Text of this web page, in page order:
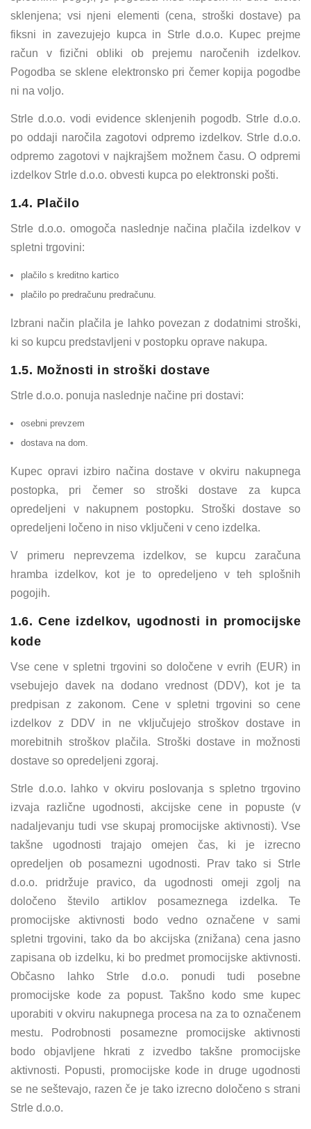
sklenjena; vsi njeni elementi (cena, stroški dostave) pa
fiksni in zavezujejo kupca in Strle d.o.o. Kupec prejme
račun v fizični obliki ob prejemu naročenih izdelkov.
Pogodba se sklene elektronsko pri čemer kopija pogodbe
ni na voljo.
Strle d.o.o. vodi evidence sklenjenih pogodb. Strle d.o.o.
po oddaji naročila zagotovi odpremo izdelkov. Strle d.o.o.
odpremo zagotovi v najkrajšem možnem času. O odpremi
izdelkov Strle d.o.o. obvesti kupca po elektronski pošti.
1.4. Plačilo
Strle d.o.o. omogoča naslednje načina plačila izdelkov v
spletni trgovini:
plačilo s kreditno kartico
plačilo po predračunu predračunu.
Izbrani način plačila je lahko povezan z dodatnimi stroški,
ki so kupcu predstavljeni v postopku oprave nakupa.
1.5. Možnosti in stroški dostave
Strle d.o.o. ponuja naslednje načine pri dostavi:
osebni prevzem
dostava na dom.
Kupec opravi izbiro načina dostave v okviru nakupnega
postopka, pri čemer so stroški dostave za kupca
opredeljeni v nakupnem postopku. Stroški dostave so
opredeljeni ločeno in niso vključeni v ceno izdelka.
V primeru neprevzema izdelkov, se kupcu zaračuna
hramba izdelkov, kot je to opredeljeno v teh splošnih
pogojih.
1.6. Cene izdelkov, ugodnosti in promocijske
kode
Vse cene v spletni trgovini so določene v evrih (EUR) in
vsebujejo davek na dodano vrednost (DDV), kot je ta
predpisan z zakonom. Cene v spletni trgovini so cene
izdelkov z DDV in ne vključujejo stroškov dostave in
morebitnih stroškov plačila. Stroški dostave in možnosti
dostave so opredeljeni zgoraj.
Strle d.o.o. lahko v okviru poslovanja s spletno trgovino
izvaja različne ugodnosti, akcijske cene in popuste (v
nadaljevanju tudi vse skupaj promocijske aktivnosti). Vse
takšne ugodnosti trajajo omejen čas, ki je izrecno
opredeljen ob posamezni ugodnosti. Prav tako si Strle
d.o.o. pridržuje pravico, da ugodnosti omeji zgolj na
določeno število artiklov posameznega izdelka. Te
promocijske aktivnosti bodo vedno označene v sami
spletni trgovini, tako da bo akcijska (znižana) cena jasno
zapisana ob izdelku, ki bo predmet promocijske aktivnosti.
Občasno lahko Strle d.o.o. ponudi tudi posebne
promocijske kode za popust. Takšno kodo sme kupec
uporabiti v okviru nakupnega procesa na za to označenem
mestu. Podrobnosti posamezne promocijske aktivnosti
bodo objavljene hkrati z izvedbo takšne promocijske
aktivnosti. Popusti, promocijske kode in druge ugodnosti
se ne seštevajo, razen če je tako izrecno določeno s strani
Strle d.o.o.